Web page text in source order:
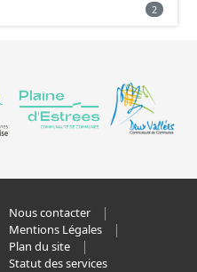
2
Nous contacter
Mentions Légales
Plan du site
Statut des services